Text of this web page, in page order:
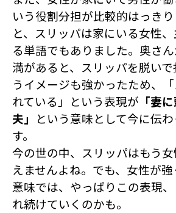
いう役割分担が比較的はっき
と、 スリッパは家にいる女性
る単語でもありました。奥さ
満があると、スリッパを脱い
うイメージも強かったため、
れている」という表現が 「妻
夫」 という意味として今に伝
す。
今の世の中、スリッパはもう
えませんよね。でも、女性が
意味では、やっぱりこの表現
れ続けていくのかも。